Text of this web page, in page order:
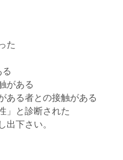
た
がある
ある者との接触がある
」と診断された
下さい。